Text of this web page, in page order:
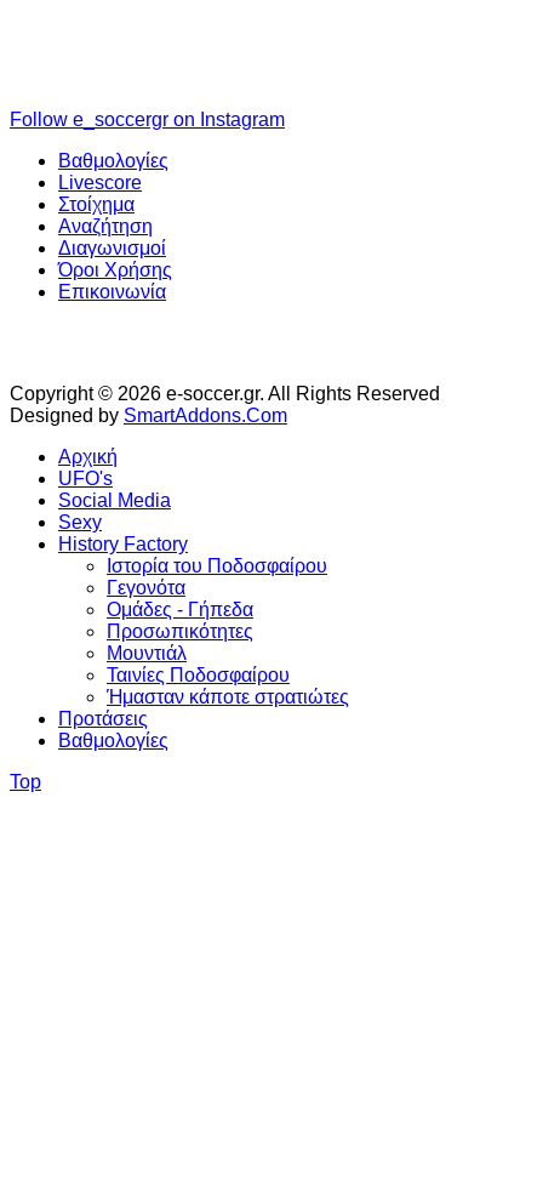
Follow e_soccergr on Instagram
Βαθμολογίες
Livescore
Στοίχημα
Αναζήτηση
Διαγωνισμοί
Όροι Χρήσης
Επικοινωνία
Copyright © 2026 e-soccer.gr. All Rights Reserved
Designed by SmartAddons.Com
Αρχική
UFO's
Social Media
Sexy
History Factory
Ιστορία του Ποδοσφαίρου
Γεγονότα
Ομάδες - Γήπεδα
Προσωπικότητες
Μουντιάλ
Ταινίες Ποδοσφαίρου
Ήμασταν κάποτε στρατιώτες
Προτάσεις
Βαθμολογίες
Top